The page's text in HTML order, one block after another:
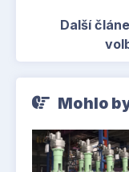
Další
Mohlo